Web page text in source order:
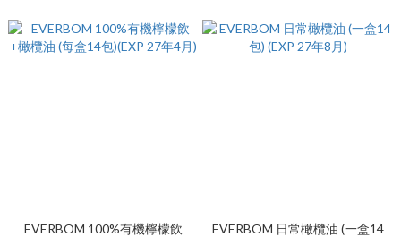
EVERBOM 100%有機檸檬飲
EVERBOM 日常橄欖油 (一盒14